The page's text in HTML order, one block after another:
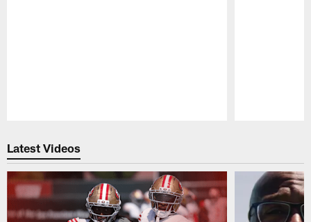
Latest Videos